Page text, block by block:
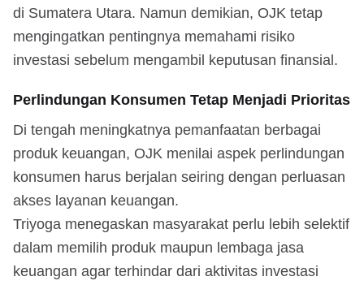
di Sumatera Utara. Namun demikian, OJK tetap
mengingatkan pentingnya memahami risiko
investasi sebelum mengambil keputusan finansial.
Perlindungan Konsumen Tetap Menjadi Prioritas
Di tengah meningkatnya pemanfaatan berbagai
produk keuangan, OJK menilai aspek perlindungan
konsumen harus berjalan seiring dengan perluasan
akses layanan keuangan.
Triyoga menegaskan masyarakat perlu lebih selektif
dalam memilih produk maupun lembaga jasa
keuangan agar terhindar dari aktivitas investasi